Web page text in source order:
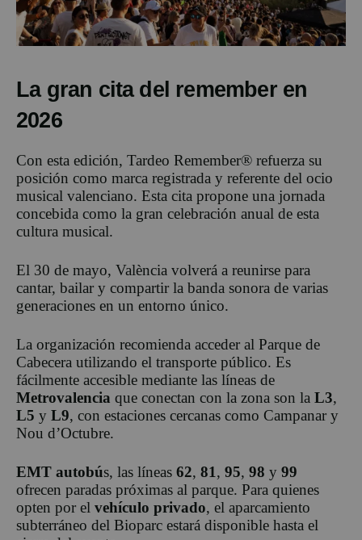
La gran cita del remember en
2026
Con esta edición, Tardeo Remember® refuerza su
posición como marca registrada y referente del ocio
musical valenciano. Esta cita propone una jornada
concebida como la gran celebración anual de esta
cultura musical.
El 30 de mayo, València volverá a reunirse para
cantar, bailar y compartir la banda sonora de varias
generaciones en un entorno único.
La organización recomienda acceder al Parque de
Cabecera utilizando el transporte público. Es
fácilmente accesible mediante las líneas de
Metrovalencia que conectan con la zona son la L3,
L5 y L9, con estaciones cercanas como Campanar y
Nou d’Octubre.
EMT autobús, las líneas 62, 81, 95, 98 y 99
ofrecen paradas próximas al parque. Para quienes
opten por el vehículo privado, el aparcamiento
subterráneo del Bioparc estará disponible hasta el